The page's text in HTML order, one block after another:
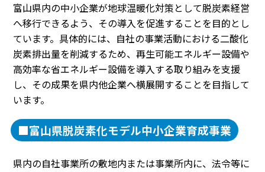
富山県内の中小企業が地球温暖化対策として脱炭素経営
へ移行できるよう、その導入を促進することを目的とし
ています。具体的には、自社の事業活動における二酸化
炭素排出量を削減するため、再生可能エネルギー設備や
高効率な省エネルギー設備を導入する取り組みを支援
し、その成果を県内他企業へ横展開することを目指して
います。
■富山県脱炭素化モデル中小企業育成事業
県内の自社事業所の敷地内または事業所内に、法令等に